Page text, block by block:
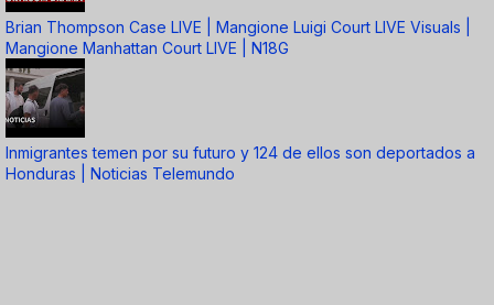
Brian Thompson Case LIVE | Mangione Luigi Court LIVE Visuals |
Mangione Manhattan Court LIVE | N18G
Inmigrantes temen por su futuro y 124 de ellos son deportados a
Honduras | Noticias Telemundo